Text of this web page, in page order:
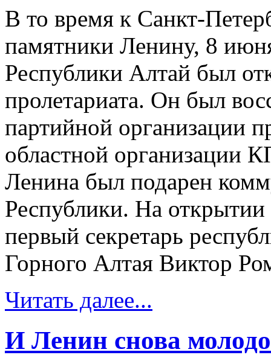
В то время к Санкт-
памятники Ленину, 8
Республики Алтай был
пролетариата. Он был
партийной организации
областной организации
Ленина был подарен
Республики. На
первый секретарь
Горного Алтая Виктор
Читать далее...
И Ленин снова